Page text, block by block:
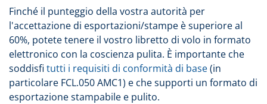
Finché il punteggio della vostra autorità per
l'accettazione di esportazioni/stampe è superiore al
60%, potete tenere il vostro libretto di volo in formato
elettronico con la coscienza pulita. È importante che
soddisfi tutti i requisiti di conformità di base(in
particolare FCL.050 AMC1) e che supporti un formato di
esportazione stampabile e pulito.